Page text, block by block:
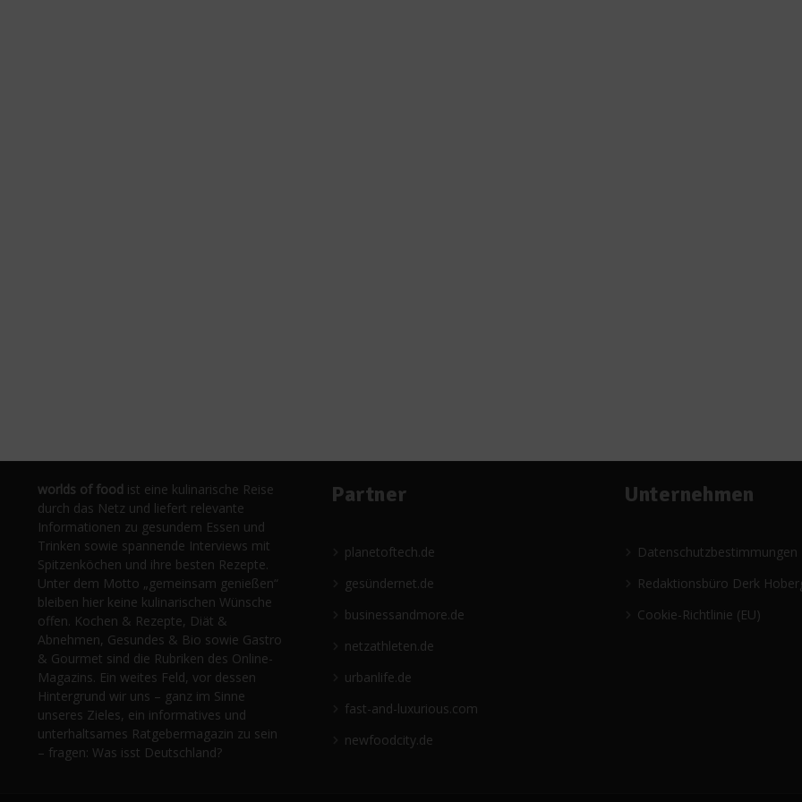
worlds of food ist eine kulinarische Reise
durch das Netz und liefert relevante
Informationen zu gesundem Essen und
Trinken sowie spannende Interviews mit
Spitzenköchen und ihre besten Rezepte.
Unter dem Motto „gemeinsam genießen“
bleiben hier keine kulinarischen Wünsche
offen. Kochen & Rezepte, Diät &
Abnehmen, Gesundes & Bio sowie Gastro
& Gourmet sind die Rubriken des Online-
Magazins. Ein weites Feld, vor dessen
Hintergrund wir uns – ganz im Sinne
unseres Zieles, ein informatives und
unterhaltsames Ratgebermagazin zu sein
– fragen: Was isst Deutschland?
Partner
planetoftech.de
gesündernet.de
businessandmore.de
netzathleten.de
urbanlife.de
fast-and-luxurious.com
newfoodcity.de
Unternehmen
Datenschutzbestimmungen
Redaktionsbüro Derk
Cookie-Richtlinie (EU)